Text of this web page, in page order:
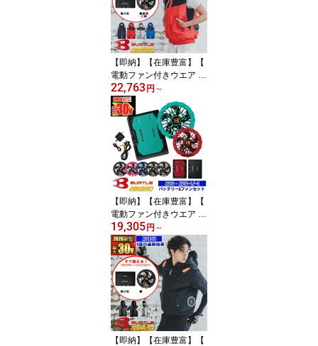
URTLE バートル AIRCR
AFT 空調作業服 [返品・
交換不可]
【即納】【在庫豊富】【
電動ファン付きウエア パ
ーツ 2026新セット】エ
アークラフトフーディベ
スト AC1194NEW-SET
[2026年モデル] 【フルハ
ーネス対応】 BURTLE
バートル AIRCRAFT 空
調作業服 空調ベスト [返
品・交換不可]
22,763円 ～
【即納】【在庫豊富】【
電動ファン付きウエア パ
ーツ 2026最新 】バッテ
リーファンセット (AC10
AC10-1 AC10-2-SET) バ
ートル エアークラフト A
IRCRAFT 空調作業服 [返
品・交換不可]
19,305円 ～
【即納】【在庫豊富】【